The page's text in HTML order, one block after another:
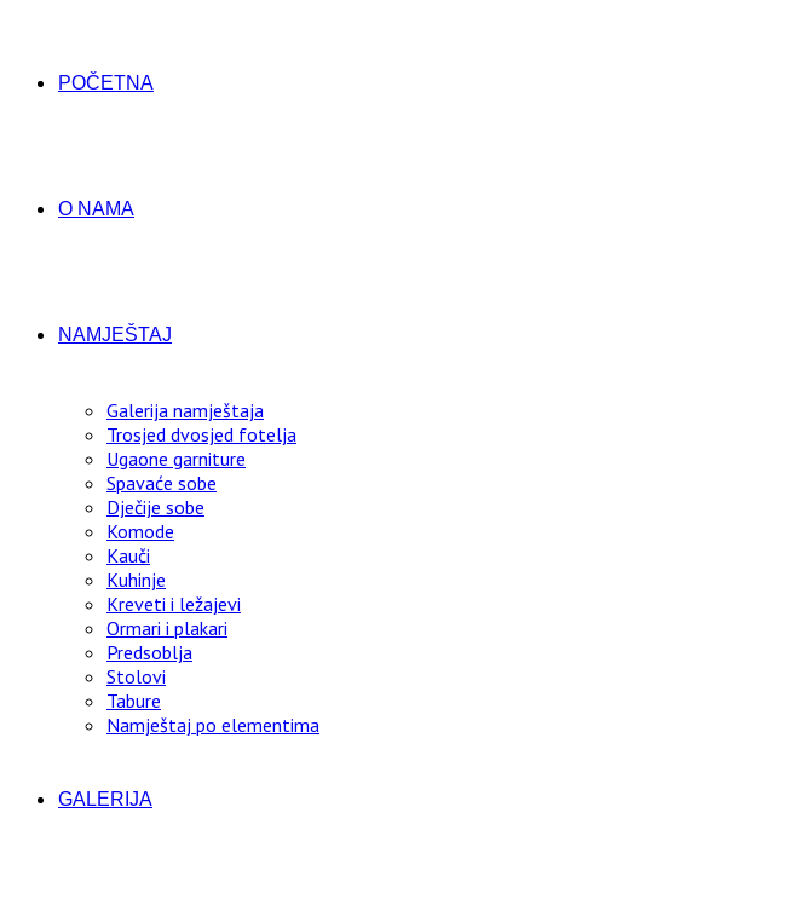
POČETNA
O NAMA
NAMJEŠTAJ
Galerija namještaja
Trosjed dvosjed fotelja
Ugaone garniture
Spavaće sobe
Dječije sobe
Komode
Kauči
Kuhinje
Kreveti i ležajevi
Ormari i plakari
Predsoblja
Stolovi
Tabure
Namještaj po elementima
GALERIJA